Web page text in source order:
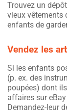
Trouvez un
vieux vêtements
enfants de
Vendez les
Si les enfants
(p. ex. des
poupées) dont
affaires sur
Demandez-leur